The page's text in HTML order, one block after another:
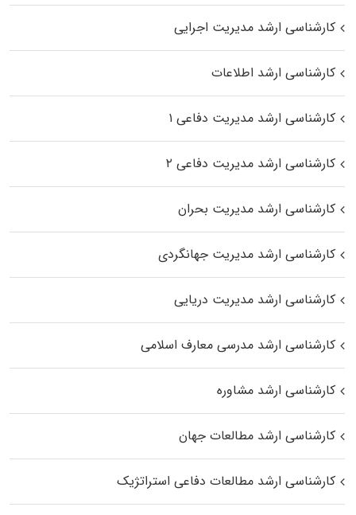
کارشناسی ارشد مدیریت اجرایی
کارشناسی ارشد اطلاعات
کارشناسی ارشد مدیریت دفاعی ۱
کارشناسی ارشد مدیریت دفاعی ۲
کارشناسی ارشد مدیریت بحران
کارشناسی ارشد مدیریت جهانگردی
کارشناسی ارشد مدیریت دریایی
کارشناسی ارشد مدرسی معارف اسلامی
کارشناسی ارشد مشاوره
کارشناسی ارشد مطالعات جهان
کارشناسی ارشد مطالعات دفاعی استراتژیک